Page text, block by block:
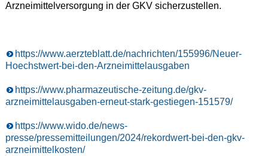
Arzneimittelversorgung in der GKV sicherzustellen.
https://www.aerzteblatt.de/nachrichten/155996/Neuer-
Hoechstwert-bei-den-Arzneimittelausgaben
https://www.pharmazeutische-zeitung.de/gkv-
arzneimittelausgaben-erneut-stark-gestiegen-151579/
https://www.wido.de/news-
presse/pressemitteilungen/2024/rekordwert-bei-den-gkv-
arzneimittelkosten/